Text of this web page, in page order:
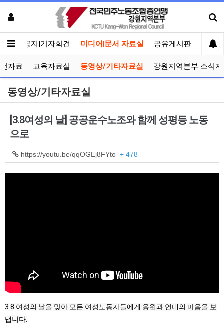
인 공지|기자회견 미디어|문서 자료실 공유게시판 선거
자료 교육자료실 동영상/기타자료실 강원지역본부 소식지
동영상/기타자료실
[3.8여성의 날] 공공운수노조와 함께 성평등 노동
으로
https://youtu.be/qqOGEj8FYto + 478
3.8 여성의 날을 맞아 모든 여성노동자들에게 응원과 연대의 마음을 보
냅니다.